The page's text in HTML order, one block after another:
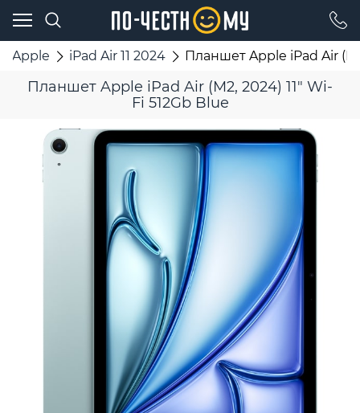
Apple iPad Air 11 2024 Планшет Apple iPad Air
Планшет Apple iPad Air (M2, 2024) 11" Wi-
Fi 512Gb Blue